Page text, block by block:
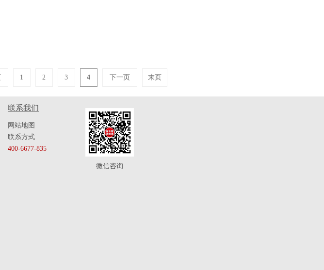
1 2 3 4 下一页 末页
联系我们
网站地图
联系方式
400-6677-835
微信咨询